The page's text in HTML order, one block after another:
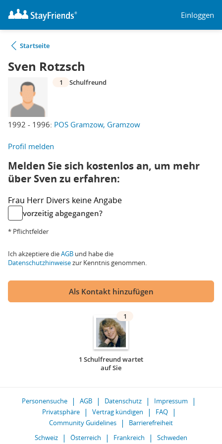
Einloggen
Startseite
Sven Rotzsch
1992 - 1996: POS Gramzow, Gramzow
1 Schulfreund
Profil melden
Melden Sie sich kostenlos an, um mehr
über Sven zu erfahren:
Frau Herr Divers keine Angabe
vorzeitig abgegangen?
* Pflichtfelder
Ich akzeptiere dieAGB und habe die
Datenschutzhinweisezur Kenntnis genommen.
Als Kontakt hinzufügen
1
1 Schulfreund wartet
auf Sie
Personensuche AGB Datenschutz
Impressum
Privatsphäre
Vertrag kündigen
FAQ
Community Guidelines
Barrierefreiheit
Schweiz
Österreich Frankreich Schweden